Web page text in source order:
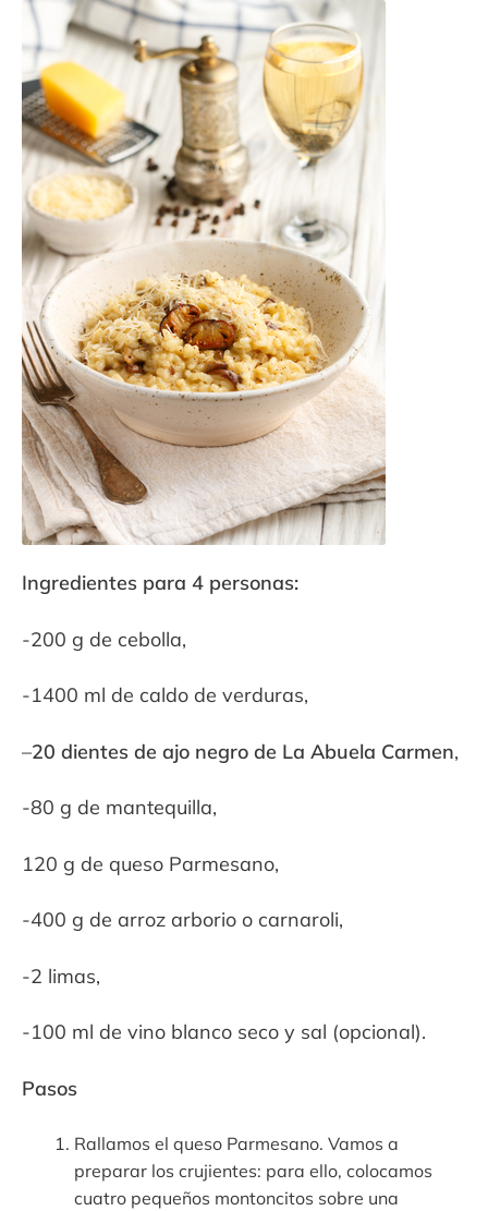
Ingredientes para 4 personas:
-200 g de cebolla,
-1400 ml de caldo de verduras,
–20 dientes de ajo negro de La Abuela Carmen,
-80 g de mantequilla,
120 g de queso Parmesano,
-400 g de arroz arborio o carnaroli,
-2 limas,
-100 ml de vino blanco seco y sal (opcional).
Pasos
Rallamos el queso Parmesano. Vamos a
preparar los crujientes: para ello, colocamos
cuatro pequeños montoncitos sobre una